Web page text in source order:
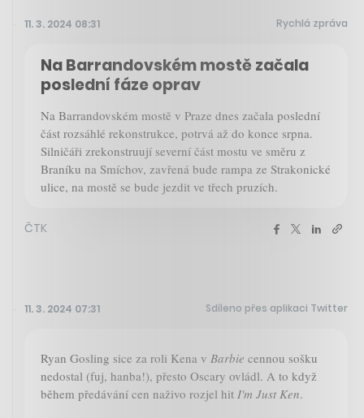
11. 3. 2024 08:31 Rychlá zpráva
Na Barrandovském mostě začala
poslední fáze oprav
Na Barrandovském mostě v Praze dnes začala poslední
část rozsáhlé rekonstrukce, potrvá až do konce srpna.
Silničáři zrekonstruují severní část mostu ve směru z
Braníku na Smíchov, zavřená bude rampa ze Strakonické
ulice, na mostě se bude jezdit ve třech pruzích.
ČTK
11. 3. 2024 07:31 Sdíleno přes aplikaci Twitter
Ryan Gosling sice za roli Kena v Barbie cennou sošku
nedostal (fuj, hanba!), přesto Oscary ovládl. A to když
během předávání cen naživo rozjel hit I'm Just Ken.